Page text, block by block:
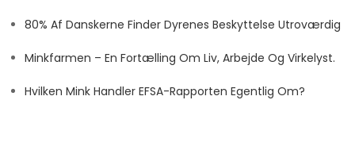
80% Af Danskerne Finder Dyrenes Beskyttelse Utroværdig
Minkfarmen – En Fortælling Om Liv, Arbejde Og Virkelyst.
Hvilken Mink Handler EFSA-Rapporten Egentlig Om?